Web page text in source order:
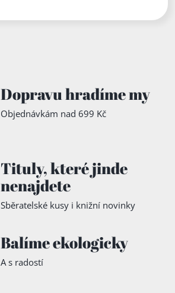
Dopravu hradíme my
Objednávkám nad 699 Kč
Tituly,které jinde
nenajdete
Sběratelské kusy i knižní novinky
Balíme ekologicky
A s radostí